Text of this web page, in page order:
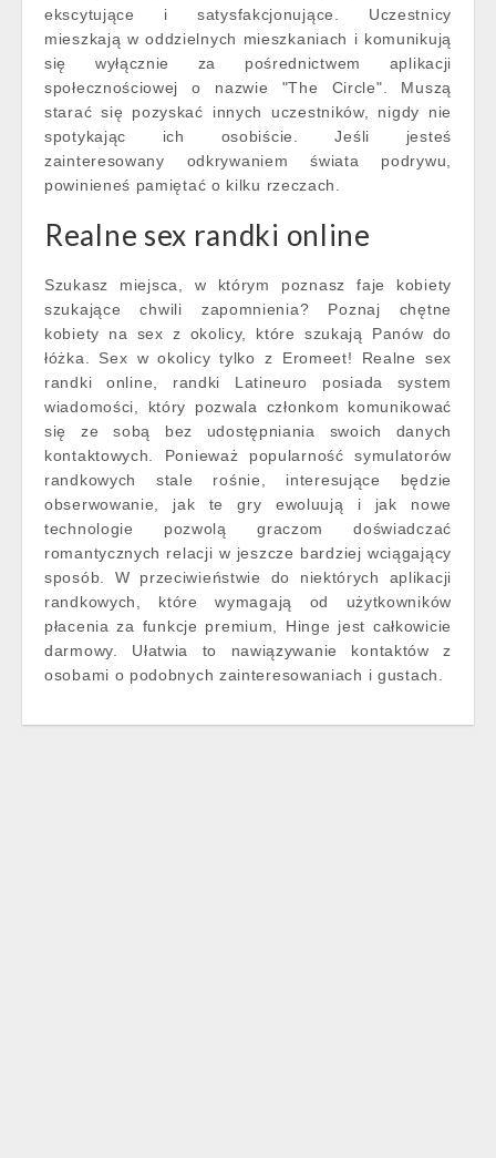
ekscytujące i satysfakcjonujące. Uczestnicy
mieszkają w oddzielnych mieszkaniach i komunikują
się wyłącznie za pośrednictwem aplikacji
społecznościowej o nazwie "The Circle". Muszą
starać się pozyskać innych uczestników, nigdy nie
spotykając ich osobiście. Jeśli jesteś
zainteresowany odkrywaniem świata podrywu,
powinieneś pamiętać o kilku rzeczach.
Realne sex randki online
Szukasz miejsca, w którym poznasz faje kobiety
szukające chwili zapomnienia? Poznaj chętne
kobiety na sex z okolicy, które szukają Panów do
łóżka. Sex w okolicy tylko z Eromeet! Realne sex
randki online, randki Latineuro posiada system
wiadomości, który pozwala członkom komunikować
się ze sobą bez udostępniania swoich danych
kontaktowych. Ponieważ popularność symulatorów
randkowych stale rośnie, interesujące będzie
obserwowanie, jak te gry ewoluują i jak nowe
technologie pozwolą graczom doświadczać
romantycznych relacji w jeszcze bardziej wciągający
sposób. W przeciwieństwie do niektórych aplikacji
randkowych, które wymagają od użytkowników
płacenia za funkcje premium, Hinge jest całkowicie
darmowy. Ułatwia to nawiązywanie kontaktów z
osobami o podobnych zainteresowaniach i gustach.